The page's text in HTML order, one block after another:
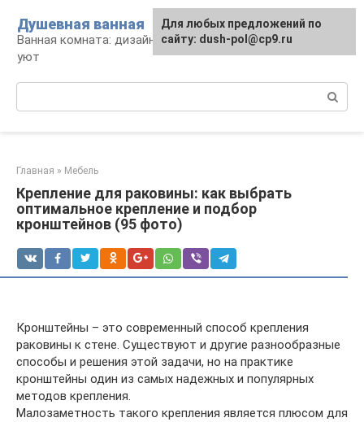
контенту
Душевная ванная
Ванная комната: дизайн, саноборудование,
уют
Главная » Мебель
Крепление для раковины: как выбрать
оптимальное крепление и подбор
кронштейнов (95 фото)
Кронштейны – это современный способ крепления
раковины к стене. Существуют и другие разнообразные
способы и решения этой задачи, но на практике
кронштейны один из самых надежных и популярных
методов крепления.
Малозаметность такого крепления является плюсом для
Для любых предложений по
сайту: dush-pol@cp9.ru